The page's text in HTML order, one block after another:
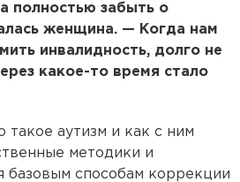
полностью забыть о
женщина. — Когда нам
инвалидность, долго не
какое-то время стало
такое аутизм и как с ним
методики и
базовым способам коррекции